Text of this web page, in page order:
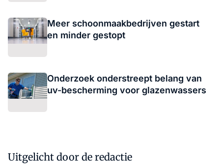
Meer schoonmaakbedrijven gestart
en minder gestopt
Onderzoek onderstreept belang van
uv-bescherming voor glazenwassers
Uitgelicht door de redactie